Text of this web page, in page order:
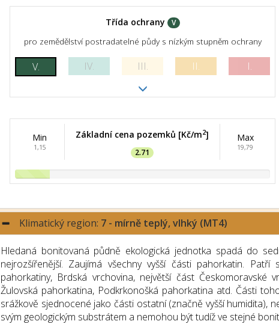
Třída ochrany V
pro zemědělství postradatelné půdy s nízkým stupněm ochrany
V. IV. III. II. I.
Min
1,15
Základní cena pozemků [Kč/m2]
2.71
Max
19,79
Klimatický region: 7 - mírně teplý, vlhký (MT4)
Hledaná bonitovaná půdně ekologická jednotka spadá do
nejrozšířenější. Zaujímá všechny vyšší části pahorkatin.
pahorkatiny, Brdská vrchovina, největší část Českomoravské
Žulovská pahorkatina, Podkrkonošká pahorkatina atd. Části
srážkově sjednocené jako části ostatní (značně vyšší
svým geologickým substrátem a nemohou být tudíž ve stejné